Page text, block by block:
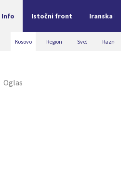
Info Istočni front Iranska
Kosovo Region Svet Razno